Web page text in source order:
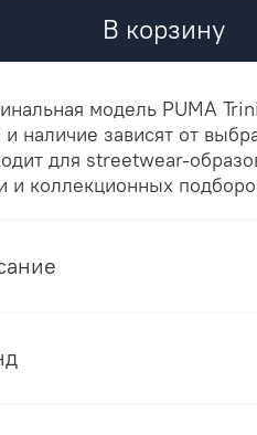
В корзину
модель PUMA
наличие зависят от
для streetwear-
и коллекционных